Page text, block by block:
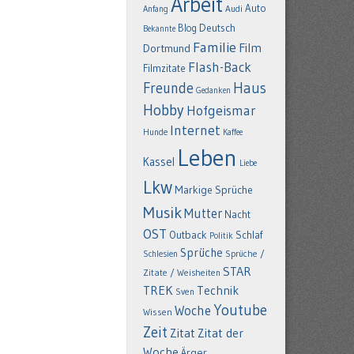
Anfang Audi Auto
Bekannte Blog Deutsch
Dortmund Familie Film
Filmzitate Flash-Back
Freunde Gedanken Haus
HobbyHofgeismar
Hunde Internet Kaffee
Kassel Leben Liebe
LkwMarkige Sprüche
MusikMutter Nacht
OST Outback Politik Schlaf
Schlesien Sprüche Sprüche /
Zitate / Weisheiten STAR
TREK Sven Technik
Wissen Woche Youtube
Zeit Zitat Zitat der